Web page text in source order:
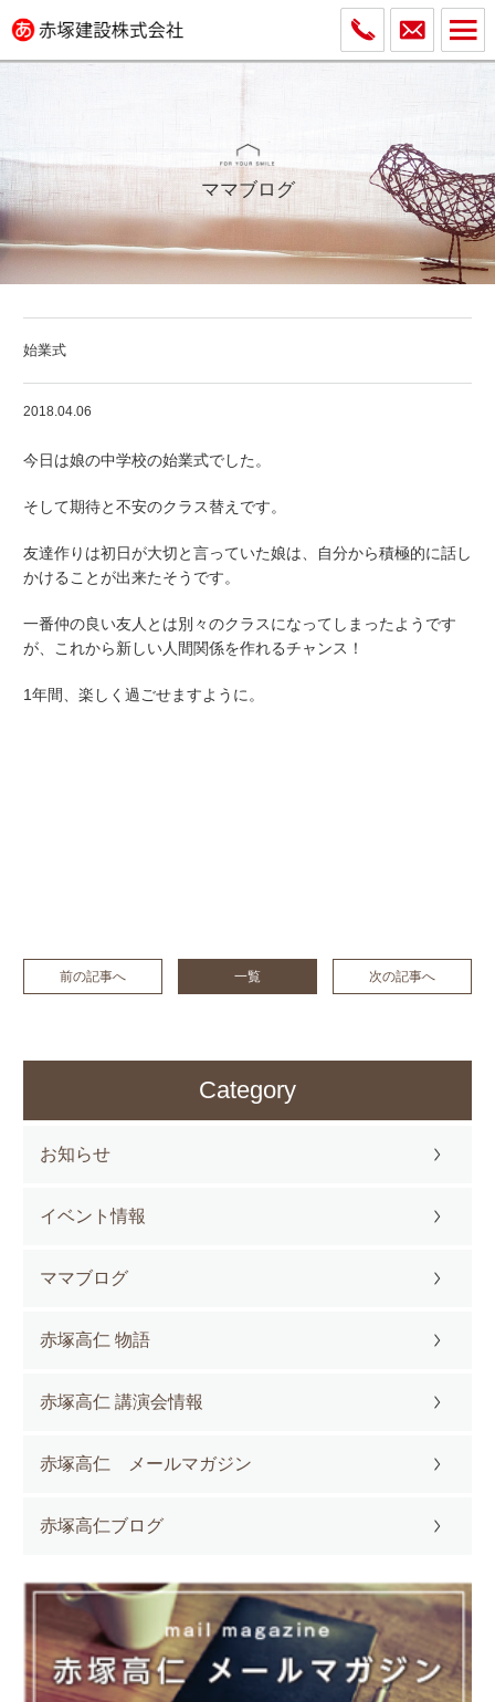
ママブログ
始業式
2018.04.06
今日は娘の中学校の始業式でした。
そして期待と不安のクラス替えです。
友達作りは初日が大切と言っていた娘は、自分から積極的に話し
かけることが出来たそうです。
一番仲の良い友人とは別々のクラスになってしまったようです
が、これから新しい人間関係を作れるチャンス！
1年間、楽しく過ごせますように。
前の記事へ 一覧 次の記事へ
Category
お知らせ
イベント情報
ママブログ
赤塚高仁 物語
赤塚高仁 講演会情報
赤塚高仁 メールマガジン
赤塚高仁ブログ